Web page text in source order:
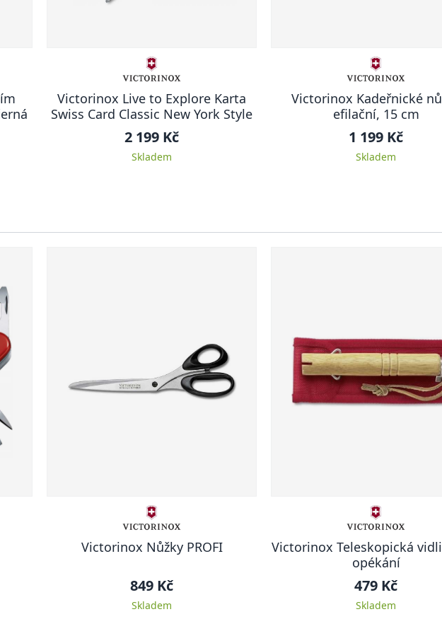
Victorinox Live to Explore Karta
Swiss Card Classic New York Style
2 199 Kč
Skladem
Victorinox Kadeřnické
efilační, 15 cm
1 199 Kč
Skladem
Victorinox Nůžky PROFI
849 Kč
Skladem
Victorinox Teleskopická
opékání
479 Kč
Skladem